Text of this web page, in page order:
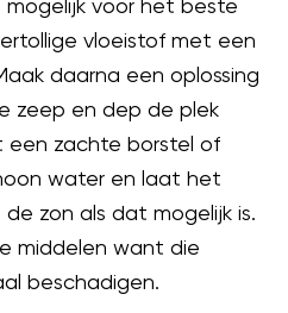
mogelijk voor het beste
vloeistof met een
daarna een oplossing
zeep en dep de plek
een zachte borstel of
water en laat het
zon als dat mogelijk is.
middelen want die
beschadigen.